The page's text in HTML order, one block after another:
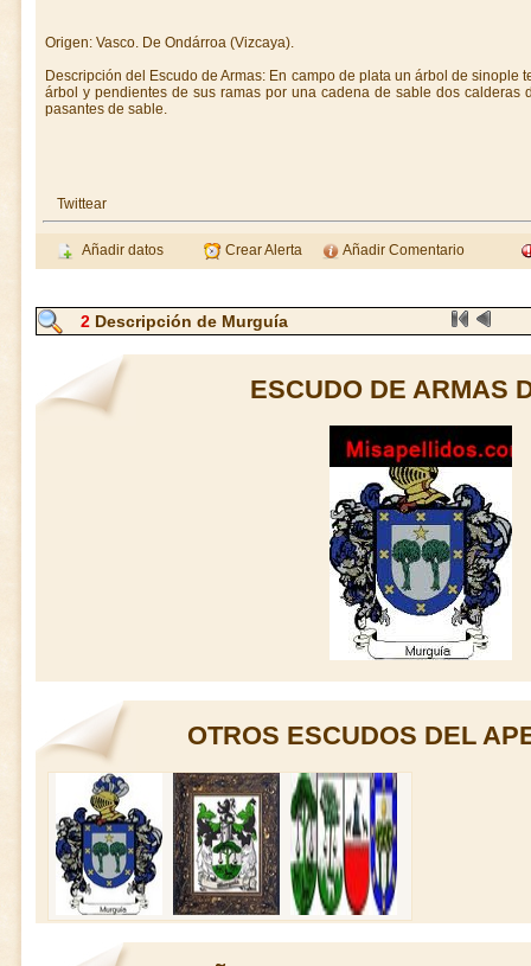
Origen: Vasco. De Ondárroa (Vizcaya).
Descripción del Escudo de Armas: En campo de plata un árbol de sinople
árbol y pendientes de sus ramas por una cadena de sable dos calderas
pasantes de sable.
Twittear
Añadir datos Crear Alerta Añadir Comentario
2Descripción de Murguía
ESCUDO DE ARMAS
OTROS ESCUDOS DEL